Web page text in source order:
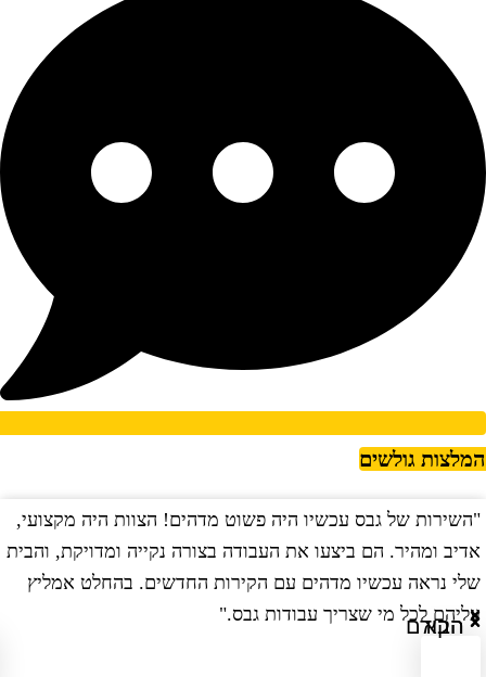
גולשים
"השירות של גבס עכשיו היה פשוט מדהים! הצוות היה מקצועי,
אדיב ומהיר. הם ביצעו את העבודה בצורה נקייה ומדויקת, והבית
שלי נראה עכשיו מדהים עם הקירות החדשים. בהחלט אמליץ
עליהם לכל מי שצריך עבודות גבס."
הקודם
הבא